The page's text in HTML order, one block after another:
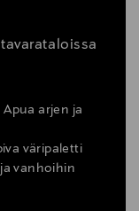
arjen ja
väripaletti
vanhoihin